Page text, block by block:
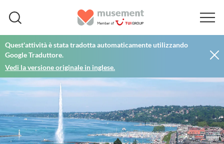
Quest'attività è stata tradotta automaticamente utilizzando
Google Traduttore.
Vedi la versione originale in inglese.